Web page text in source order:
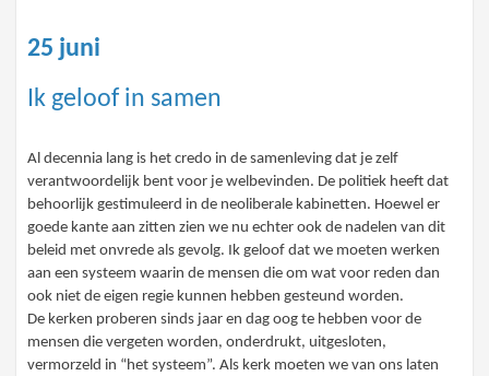
25 juni
Ik geloof in samen
Al decennia lang is het credo in de samenleving dat je zelf
verantwoordelijk bent voor je welbevinden. De politiek heeft dat
behoorlijk gestimuleerd in de neoliberale kabinetten. Hoewel er
goede kante aan zitten zien we nu echter ook de nadelen van dit
beleid met onvrede als gevolg. Ik geloof dat we moeten werken
aan een systeem waarin de mensen die om wat voor reden dan
ook niet de eigen regie kunnen hebben gesteund worden.
De kerken proberen sinds jaar en dag oog te hebben voor de
mensen die vergeten worden, onderdrukt, uitgesloten,
vermorzeld in “het systeem”. Als kerk moeten we van ons laten